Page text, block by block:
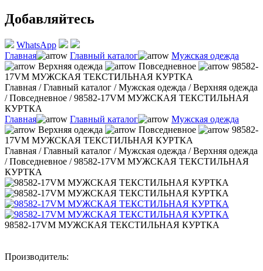
Добавляйтесь
WhatsApp
Главная
Главный каталог
Мужская одежда
Верхняя одежда
Повседневное
98582-
17VM МУЖСКАЯ ТЕКСТИЛЬНАЯ КУРТКА
Главная /Главный каталог /Мужская одежда /Верхняя одежда
/Повседневное /98582-17VM МУЖСКАЯ ТЕКСТИЛЬНАЯ
КУРТКА
Главная
Главный каталог
Мужская одежда
Верхняя одежда
Повседневное
98582-
17VM МУЖСКАЯ ТЕКСТИЛЬНАЯ КУРТКА
Главная /Главный каталог /Мужская одежда /Верхняя одежда
/Повседневное /98582-17VM МУЖСКАЯ ТЕКСТИЛЬНАЯ
КУРТКА
98582-17VM МУЖСКАЯ ТЕКСТИЛЬНАЯ КУРТКА
Производитель: